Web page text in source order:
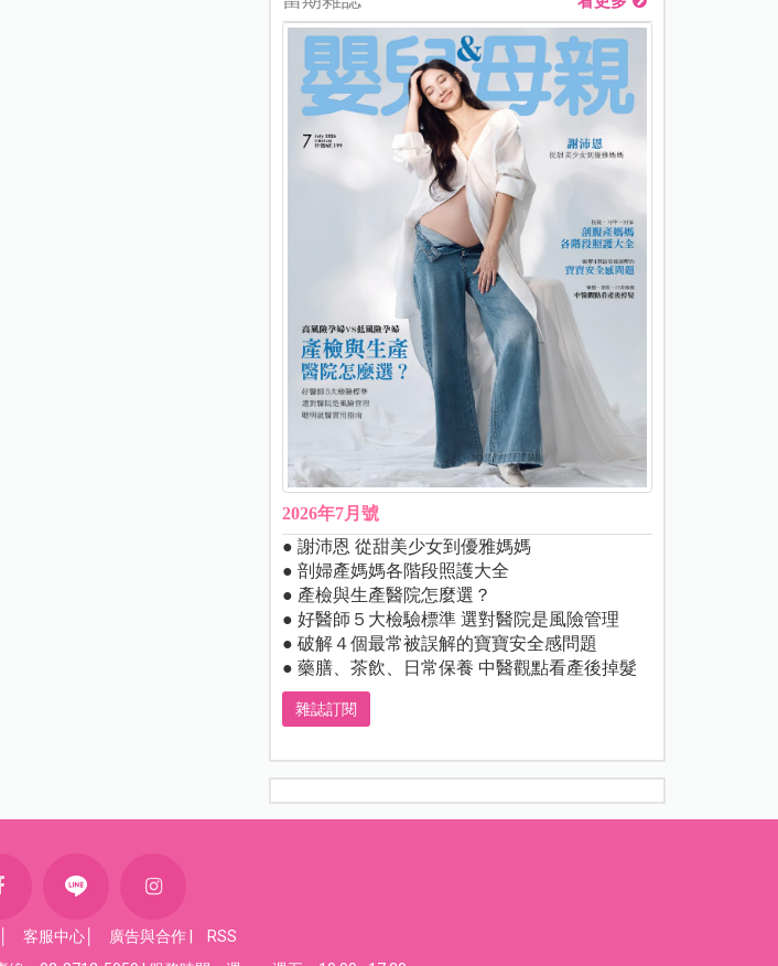
2026年7月號
● 謝沛恩 從甜美少女到優雅媽媽
● 剖婦產媽媽各階段照護大全
● 產檢與生產醫院怎麼選？
● 好醫師５大檢驗標準 選對醫院是風險管理
● 破解４個最常被誤解的寶寶安全感問題
● 藥膳、茶飲、日常保養 中醫觀點看產後掉髮
雜誌訂閱
客服中心 廣告與合作
RSS